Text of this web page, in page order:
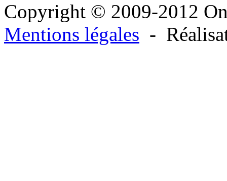
Copyright © 2009-2012
Mentions légales -